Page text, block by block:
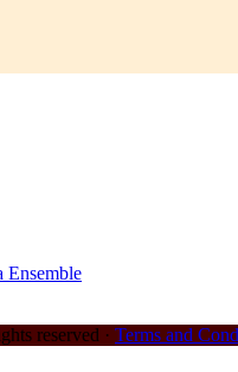
Ensemble
reserved · Terms and